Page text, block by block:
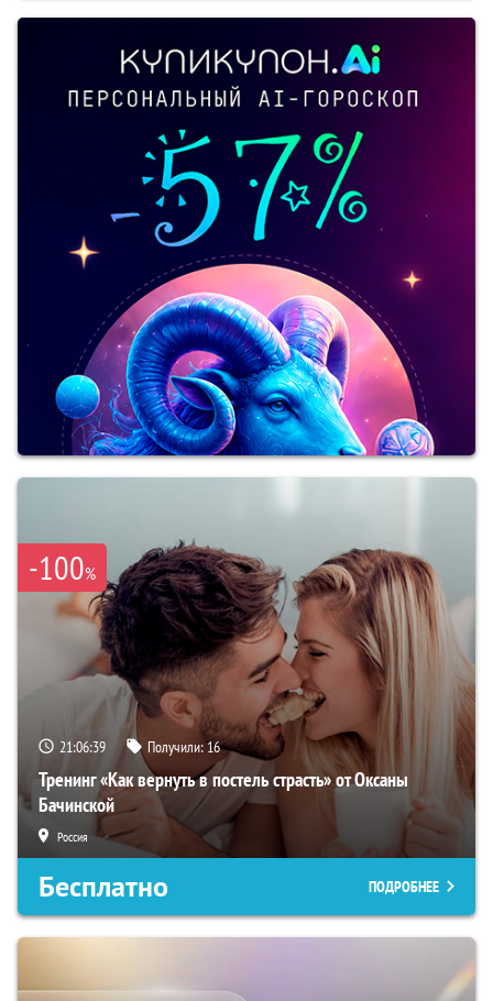
-100%
21:06:38 Получили:16
Тренинг «Как вернуть в постель страсть» от Оксаны
Бачинской
Россия
Бесплатно ПОДРОБНЕЕ